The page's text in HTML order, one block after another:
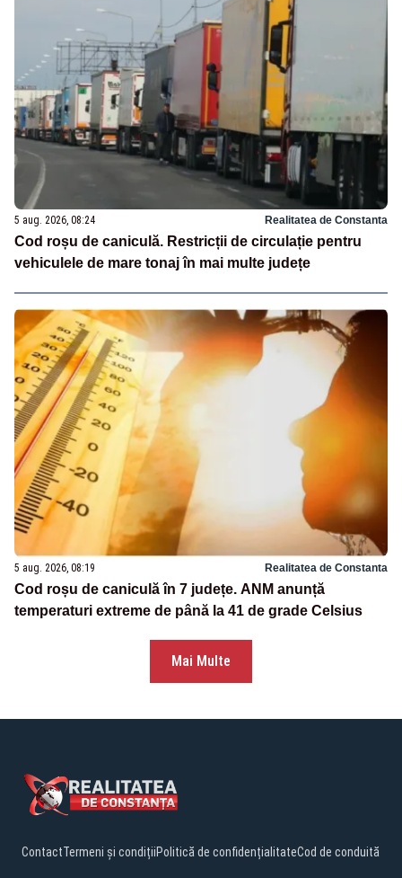
5 aug. 2026, 08:24 Realitatea de Constanta
Cod roșu de caniculă. Restricții de circulație pentru
vehiculele de mare tonaj în mai multe județe
5 aug. 2026, 08:19 Realitatea de Constanta
Cod roșu de caniculă în 7 județe. ANM anunță
temperaturi extreme de până la 41 de grade Celsius
Mai Multe
ContactTermeni și condițiiPolitică de confidențialitateCod de conduită